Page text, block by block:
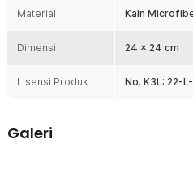
noda air.
risiko goresan.
Ukuran ideal untuk berbagai
hingga membersihkan rumah dan
Material Kain
Dimensi 24 x 24 cm
Lisensi Produk No. K3L: 22-
Galeri